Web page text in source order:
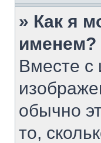
» Как я
именем?
Вместе с
обычно
то,